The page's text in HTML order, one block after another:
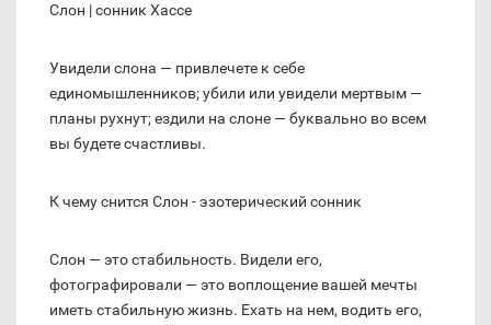
Слон | cонник Хассе
Увидели слона — привлечете к себе
единомышленников; убили или увидели мертвым —
планы рухнут; ездили на слоне — буквально во всем
вы будете счастливы.
К чему снится Слон - эзотерический сонник
Слон — это стабильность. Видели его,
фотографировали — это воплощение вашей мечты
иметь стабильную жизнь. Ехать на нем, водить его,